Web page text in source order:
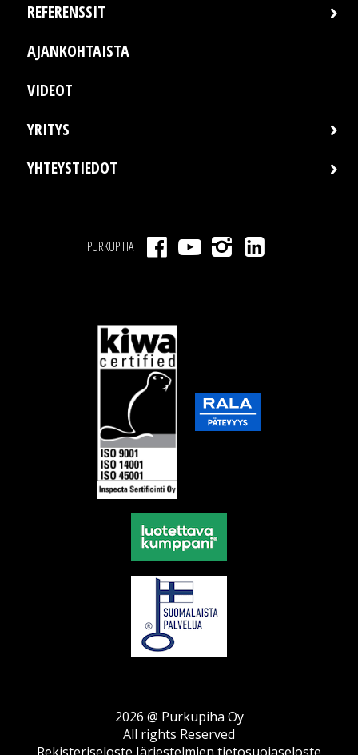
REFERENSSIT
AJANKOHTAISTA
VIDEOT
YRITYS
YHTEYSTIEDOT
PURKUPIHA
2026 @ Purkupiha Oy
All rights Reserved